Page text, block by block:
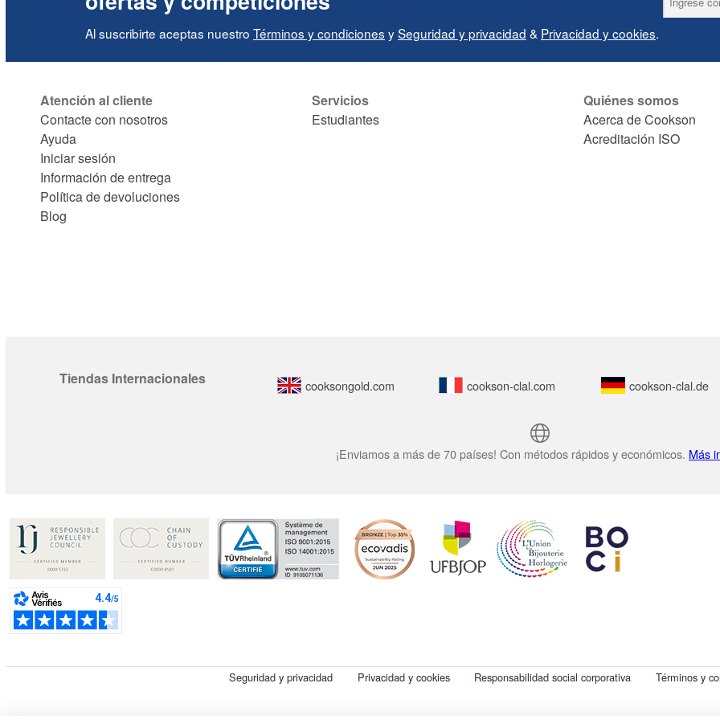
Al suscribirte aceptas nuestro Términos y condiciones ySeguridad y privacidad & Privacidad y cookies.
Atención al cliente
Contacte con nosotros
Ayuda
Iniciar sesión
Información de entrega
Política de devoluciones
Blog
Servicios
Estudiantes
Quiénes somos
Acerca de Cookson
Acreditación ISO
Tiendas Internacionales cooksongold.com cookson-clal.com cookson-clal.de
¡Enviamos a más de 70 países! Con métodos rápidos y económicos. Más
Seguridad y privacidad Privacidad y cookies Responsabilidad social corporativa Términos y